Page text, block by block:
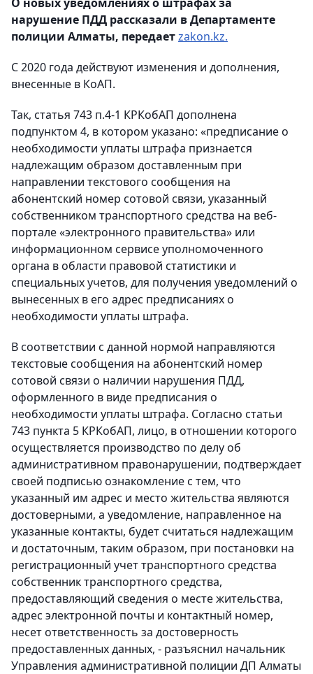
нарушение ПДД рассказали в Департаменте
полиции Алматы, передаетzakon.kz.
С 2020 года действуют изменения и дополнения,
внесенные в КоАП.
Так, статья 743 п.4-1 КРКобАП дополнена
подпунктом 4, в котором указано: «предписание о
необходимости уплаты штрафа признается
надлежащим образом доставленным при
направлении текстового сообщения на
абонентский номер сотовой связи, указанный
собственником транспортного средства на веб-
портале «электронного правительства» или
информационном сервисе уполномоченного
органа в области правовой статистики и
специальных учетов, для получения уведомлений о
вынесенных в его адрес предписаниях о
необходимости уплаты штрафа.
В соответствии с данной нормой направляются
текстовые сообщения на абонентский номер
сотовой связи о наличии нарушения ПДД,
оформленного в виде предписания о
необходимости уплаты штрафа. Согласно статьи
743 пункта 5 КРКобАП, лицо, в отношении которого
осуществляется производство по делу об
административном правонарушении, подтверждает
своей подписью ознакомление с тем, что
указанный им адрес и место жительства являются
достоверными, а уведомление, направленное на
указанные контакты, будет считаться надлежащим
и достаточным, таким образом, при постановки на
регистрационный учет транспортного средства
собственник транспортного средства,
предоставляющий сведения о месте жительства,
адрес электронной почты и контактный номер,
несет ответственность за достоверность
предоставленных данных, - разъяснил начальник
Управления административной полиции ДП Алматы